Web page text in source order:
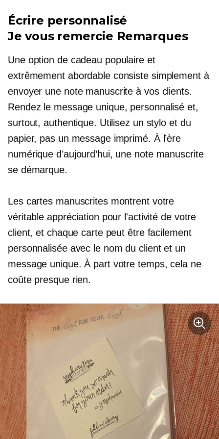
Écrire personnalisé
Je vous remercie Remarques
Une option de cadeau populaire et
extrêmement abordable consiste simplement à
envoyer une note manuscrite à vos clients.
Rendez le message unique, personnalisé et,
surtout, authentique. Utilisez un stylo et du
papier, pas un message imprimé. À l’ère
numérique d’aujourd’hui, une note manuscrite
se démarque.
Les cartes manuscrites montrent votre
véritable appréciation pour l'activité de votre
client, et chaque carte peut être facilement
personnalisée avec le nom du client et un
message unique. À part votre temps, cela ne
coûte presque rien.